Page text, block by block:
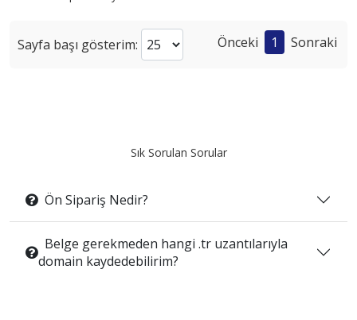
Sayfa başı gösterim: Önceki 1 Sonraki
Sık Sorulan Sorular
Ön Sipariş Nedir?
Belge gerekmeden hangi .tr uzantılarıyla
domain kaydedebilirim?